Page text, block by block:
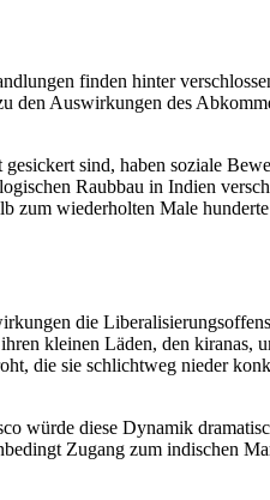
finden hinter
Auswirkungen des
sind, haben soziale
Raubbau in Indien
wiederholten Male
die
kleinen Läden, den
die sie schlichtweg nieder
würde diese Dynamik
Zugang zum indischen